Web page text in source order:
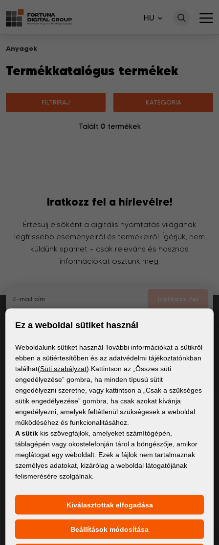
HU
Anyagok
Termékkatalógus termékek
FILTRIRAJ KATEGÓRIA
Talált 0 termékek
Iratkozz fel a hírlevélre!
Értesülj elsőként a digitális nyomtatás világának
legfrissebb eseményeiről és termékeiről. Ígérjük, nem
küldünk spamet – csak releváns és hasznos
információkat osztunk meg.
Iratkozz fel
Elfogadoma GDPR általános feltételei
ÁLTALÁNOS INFORMÁCIÓK
Adatvédelmi irányelvek
Sütiszabályzat
TARTALOM
Rólunk
Termékek
Márkáink
Kapcsolat
Ez a weboldal sütiket használ
Weboldalunk sütiket használ További információkat a sütikről
ebben a sütiértesítőben és az adatvédelmi tájékoztatónkban
találhat(Süti szabályzat).Kattintson az „Összes süti
engedélyezése” gombra, ha minden típusú sütit
engedélyezni szeretne, vagy kattintson a „Csak a szükséges
sütik engedélyezése” gombra, ha csak azokat kívánja
engedélyezni, amelyek feltétlenül szükségesek a weboldal
működéséhez és funkcionalitásához.
A sütik kis szövegfájlok, amelyeket számítógépén,
táblagépén vagy okostelefonján tárol a böngészője, amikor
meglátogat egy weboldalt. Ezek a fájlok nem tartalmaznak
személyes adatokat, kizárólag a weboldal látogatójának
felismerésére szolgálnak.
Kiválasztottak elfogadása
Beállítások módosítása